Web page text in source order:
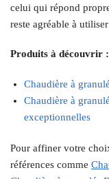
celui qui répond
reste agréable à
Produits à découvrir :
Chaudière à
Chaudière à
exceptionnelles
Pour affiner votre
références comme